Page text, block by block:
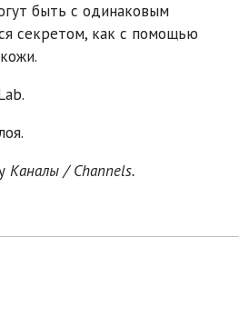
быть с одинаковым
секретом, как с помощью
Каналы / Channels.